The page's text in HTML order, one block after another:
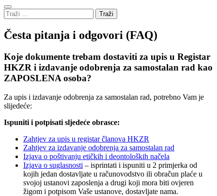
Traži:
Česta pitanja i odgovori (FAQ)
Koje dokumente trebam dostaviti za upis u Registar
HKZR i izdavanje odobrenja za samostalan rad kao
ZAPOSLENA osoba?
Za upis i izdavanje odobrenja za samostalan rad, potrebno Vam je
slijedeće:
Ispuniti i potpisati sljedeće obrasce:
Zahtjev za upis u registar članova HKZR
Zahtjev za izdavanje odobrenja za samostalan rad
Izjava o poštivanju etičkih i deontoloških načela
Izjava o suglasnosti – isprintati i ispuniti u 2 primjerka od
kojih jedan dostavljate u računovodstvo ili obračun plaće u
svojoj ustanovi zaposlenja a drugi koji mora biti ovjeren
žigom i potpisom Vaše ustanove, dostavljate nama.